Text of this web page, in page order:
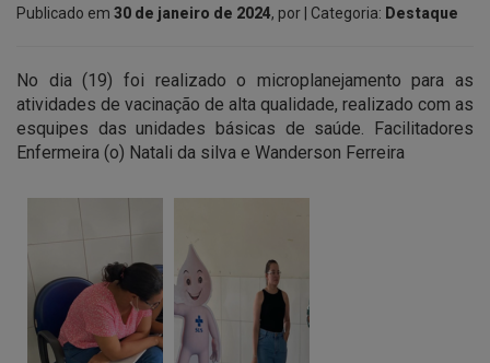
Publicado em 30 de janeiro de 2024, por | Categoria: Destaque
No dia (19) foi realizado o microplanejamento para as
atividades de vacinação de alta qualidade, realizado com as
esquipes das unidades básicas de saúde. Facilitadores
Enfermeira (o) Natali da silva e Wanderson Ferreira